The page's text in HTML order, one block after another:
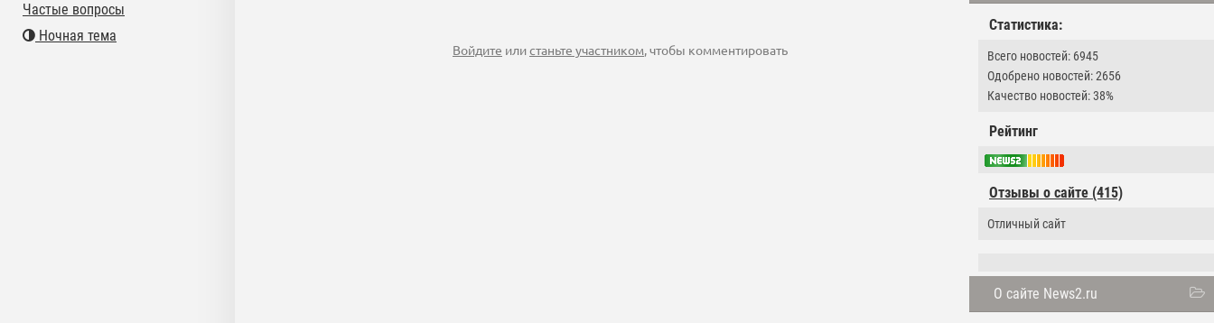
Статистика:
Всего новостей: 6945
Одобрено новостей: 2656
Качество новостей: 38%
Рейтинг
Отзывы о сайте (415)
Отличный сайт
О сайте News2.ru
Войдите илистаньте участником, чтобы комментировать
Частые вопросы
Ночная тема